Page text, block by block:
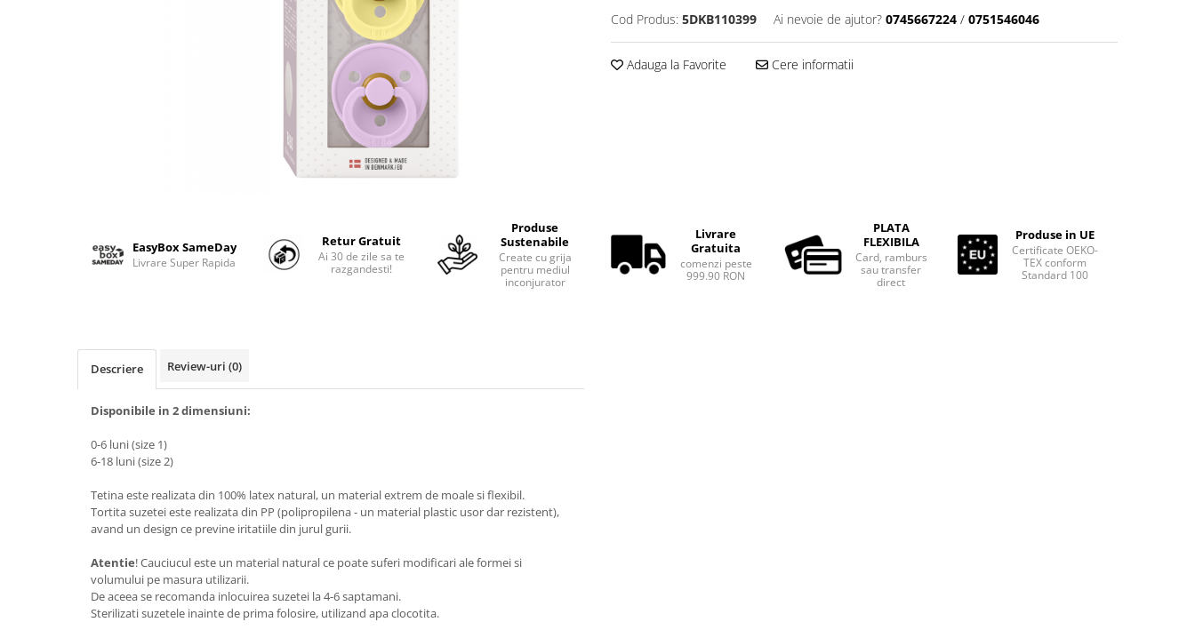
Cod Produs: 5DKB110399 Ai nevoie de ajutor? 0745667224 / 0751546046
Adauga la Favorite Cere informatii
EasyBox SameDay
Livrare Super Rapida
Retur Gratuit
Ai 30 de zile sa te
razgandesti!
Produse
Sustenabile
Create cu grija
pentru mediul
inconjurator
Livrare
Gratuita
comenzi peste
999.90 RON
PLATA
FLEXIBILA
Card, ramburs
sau transfer
direct
Produse in UE
Certificate OEKO-
TEX conform
Standard 100
Descriere Review-uri (0)
Disponibile in 2 dimensiuni:
0-6 luni (size 1)
6-18 luni (size 2)
Tetina este realizata din 100% latex natural, un material extrem de moale si flexibil.
Tortita suzetei este realizata din PP (polipropilena - un material plastic usor dar rezistent),
avand un design ce previne iritatiile din jurul gurii.
Atentie! Cauciucul este un material natural ce poate suferi modificari ale formei si
volumului pe masura utilizarii.
De aceea se recomanda inlocuirea suzetei la 4-6 saptamani.
Sterilizati suzetele inainte de prima folosire, utilizand apa clocotita.